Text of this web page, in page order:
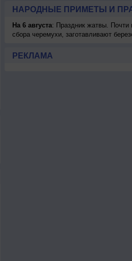
НАРОДНЫЕ ПРИМЕТЫ И
На 6 августа: Праздник жатвы. Почти
сбора черемухи, заготавливают
РЕКЛАМА